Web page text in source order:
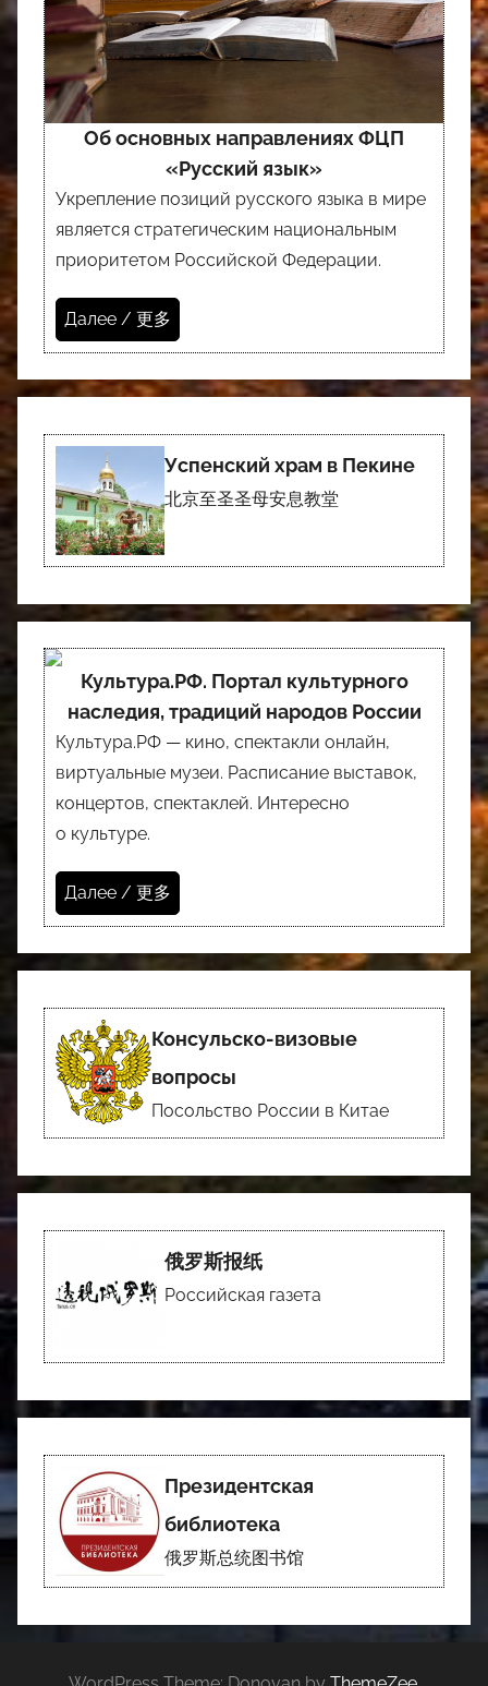
Об основных направлениях ФЦП
«Русский язык»
Укрепление позиций русского языка в мире
является стратегическим национальным
приоритетом Российской Федерации.
Далее / 更多
Успенский храм в Пекине
北京至圣圣母安息教堂
Культура.РФ. Портал культурного
наследия, традиций народов России
Культура.РФ — кино, спектакли онлайн,
виртуальные музеи. Расписание выставок,
концертов, спектаклей. Интересно
о культуре.
Далее / 更多
Консульско-визовые
вопросы
Посольство России в Китае
俄罗斯报纸
Российская газета
Президентская
библиотека
俄罗斯总统图书馆